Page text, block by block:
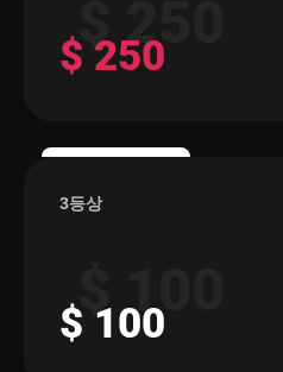
$ 250
$ 250
3등상
$ 100
$ 100